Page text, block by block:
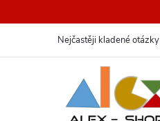
na
Nejčastěji kladené otázky